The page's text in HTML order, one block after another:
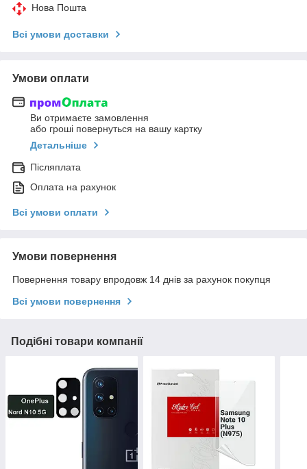
Нова Пошта
Всі умови доставки
Умови оплати
Ви отримаєте замовлення
або гроші повернуться на вашу картку
Детальніше
Післяплата
Оплата на рахунок
Всі умови оплати
Умови повернення
Повернення товару впродовж 14 днів за рахунок покупця
Всі умови повернення
Подібні товари компанії